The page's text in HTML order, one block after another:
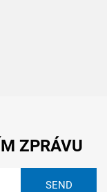
ZPRÁVU